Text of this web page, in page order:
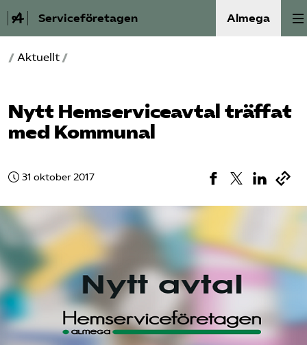
Serviceföretagen Almega
Om Service­företagen
Medlemskap
Auktorisation
SRY
Bli medlem
Logga in på Arbetsgivarguiden
/ Aktuellt /
Nytt Hemserviceavtal träffat
med Kommunal
31 oktober 2017